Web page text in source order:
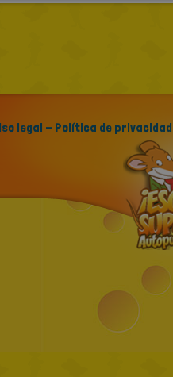
legal - Política de privacidad